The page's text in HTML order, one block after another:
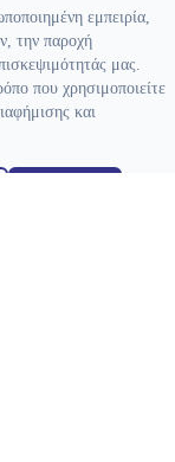
εμπειρία,
την παροχή
μας.
που χρησιμοποιείτε
και